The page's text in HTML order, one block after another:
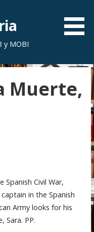
y MOBI
Muerte,
Spanish Civil War,
captain in the Spanish
Army looks for his
Sara. PP.